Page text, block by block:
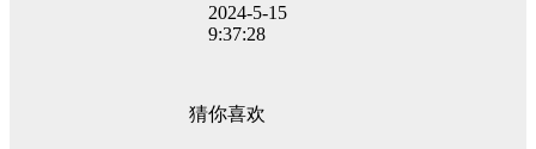
2024-5-15
9:37:28
猜你喜欢